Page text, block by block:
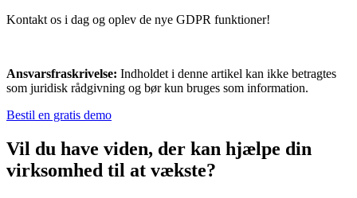
Kontakt os i dag og oplev de nye GDPR funktioner!
Ansvarsfraskrivelse: Indholdet i denne artikel kan ikke betragtes
som juridisk rådgivning og bør kun bruges som information.
Bestil en gratis demo
Vil du have viden, der kan hjælpe din
virksomhed til at vækste?